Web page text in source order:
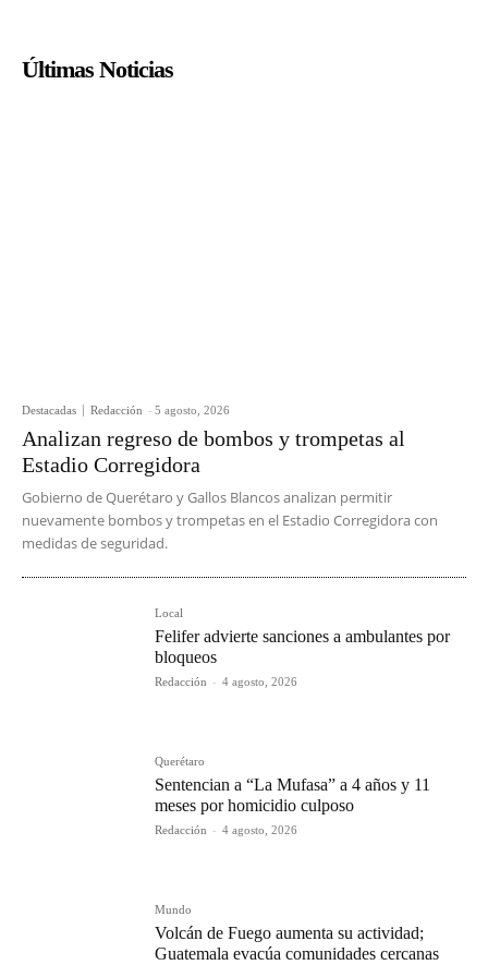
Últimas Noticias
Destacadas Redacción - 5 agosto, 2026
Analizan regreso de bombos y trompetas al
Estadio Corregidora
Gobierno de Querétaro y Gallos Blancos analizan permitir
nuevamente bombos y trompetas en el Estadio Corregidora con
medidas de seguridad.
Local
Felifer advierte sanciones a ambulantes por
bloqueos
Redacción - 4 agosto, 2026
Querétaro
Sentencian a “La Mufasa” a 4 años y 11
meses por homicidio culposo
Redacción - 4 agosto, 2026
Mundo
Volcán de Fuego aumenta su actividad;
Guatemala evacúa comunidades cercanas